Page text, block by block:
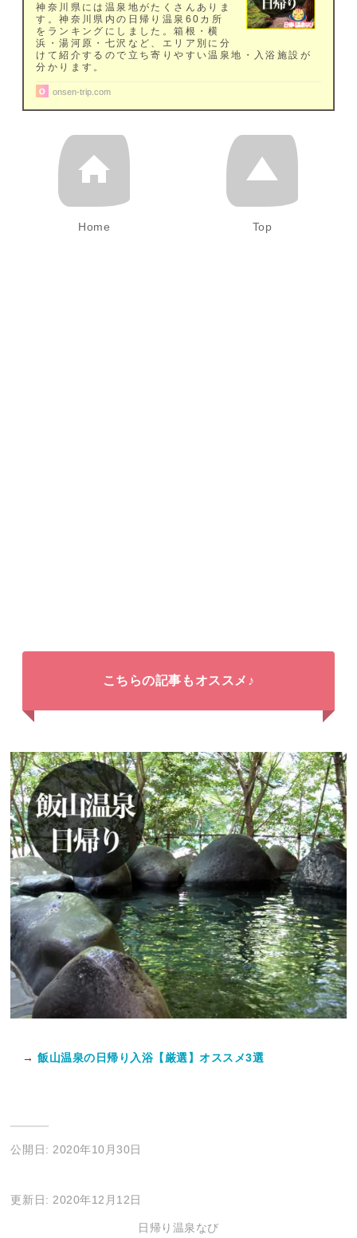
神奈川県には温泉地がたくさんありま
す。神奈川県内の日帰り温泉60カ所
をランキングにしました。箱根・横
浜・湯河原・七沢など、エリア別に分
けて紹介するので立ち寄りやすい温泉地・入浴施設が
分かります。
onsen-trip.com
Home Top
こちらの記事もオススメ♪
→ 飯山温泉の日帰り入浴【厳選】オススメ3選
公開日: 2020年10月30日
更新日: 2020年12月12日
日帰り温泉なび